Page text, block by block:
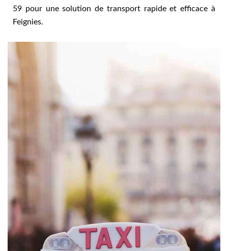
59 pour une solution de transport rapide et efficace à
Feignies.